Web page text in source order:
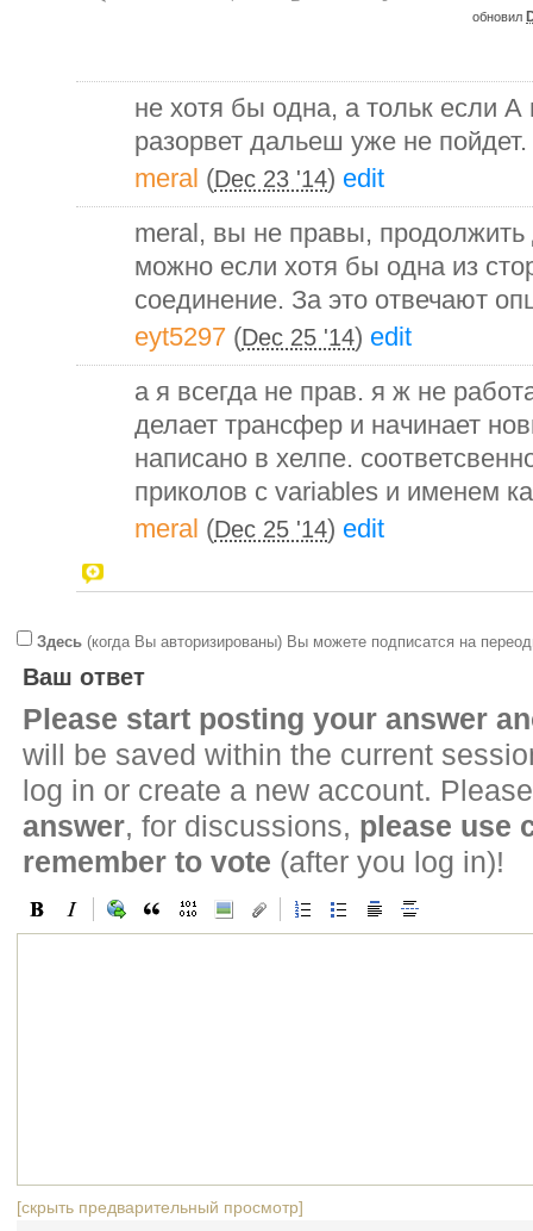
обновил
не хотя бы одна, а тольк если
разорвет дальеш уже не пойдет.
meral (Dec 23 '14) edit
meral, вы не правы,
можно если хотя бы одна из
соединение. За это отвечают
eyt5297 (Dec 25 '14) edit
а я всегда не прав. я ж не
делает трансфер и начинает
написано в хелпе.
приколов с variables и именем
meral (Dec 25 '14) edit
Здесь (когда Вы авторизированы) Вы можете подписатся на
Ваш ответ
Please start posting your answer
will be saved within the current
log in or create a new account.
answer, for discussions, please use
remember to vote (after you log in)!
[скрыть предварительный просмотр]